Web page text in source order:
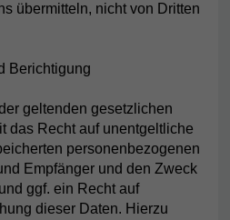
übermitteln, nicht von Dritten
Berichtigung
geltenden gesetzlichen
das Recht auf unentgeltliche
personenbezogenen
Empfänger und den Zweck
ggf. ein Recht auf
dieser Daten. Hierzu